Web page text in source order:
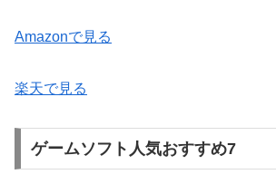
Amazonで見る
楽天で見る
ゲームソフト人気おすすめ7